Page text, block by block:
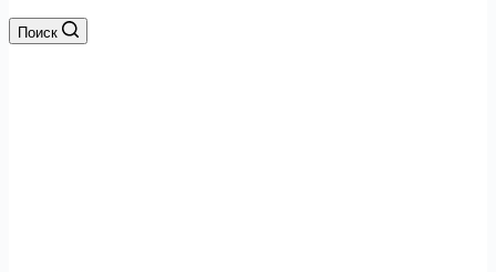
Поиск